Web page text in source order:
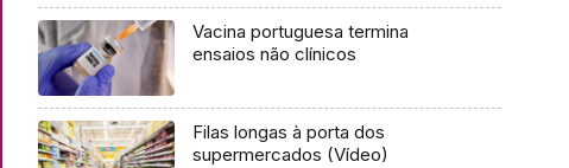
Vacina portuguesa termina
ensaios não clínicos
Filas longas à porta dos
supermercados (Vídeo)